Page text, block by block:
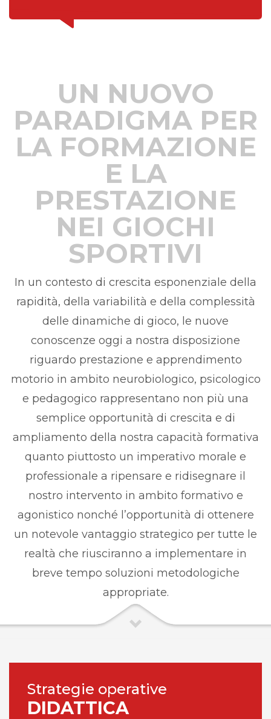
UN NUOVO
PARADIGMA PER
LA FORMAZIONE
E LA
PRESTAZIONE
NEI GIOCHI
SPORTIVI
In un contesto di crescita esponenziale della
rapidità, della variabilità e della complessità
delle dinamiche di gioco, le nuove
conoscenze oggi a nostra disposizione
riguardo prestazione e apprendimento
motorio in ambito neurobiologico, psicologico
e pedagogico rappresentano non più una
semplice opportunità di crescita e di
ampliamento della nostra capacità formativa
quanto piuttosto un imperativo morale e
professionale a ripensare e ridisegnare il
nostro intervento in ambito formativo e
agonistico nonché l’opportunità di ottenere
un notevole vantaggio strategico per tutte le
realtà che riusciranno a implementare in
breve tempo soluzioni metodologiche
appropriate.
Strategie operative
DIDATTICA